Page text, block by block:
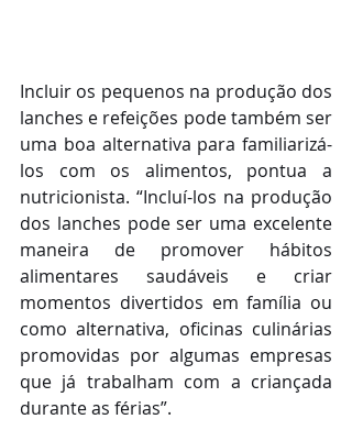
Incluir os pequenos na produção dos
lanches e refeições pode também ser
uma boa alternativa para familiarizá-
los com os alimentos, pontua a
nutricionista. “Incluí-los na produção
dos lanches pode ser uma excelente
maneira de promover hábitos
alimentares saudáveis e criar
momentos divertidos em família ou
como alternativa, oficinas culinárias
promovidas por algumas empresas
que já trabalham com a criançada
durante as férias”.